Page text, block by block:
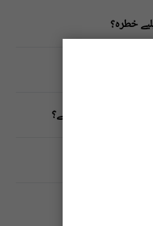
خطرہ؟
ہورہی ہے؟